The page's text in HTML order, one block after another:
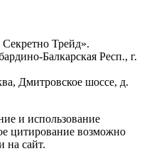
Трейд».
Балкарская Респ., г.
Дмитровское шоссе, д.
и использование
цитирование возможно
на сайт.